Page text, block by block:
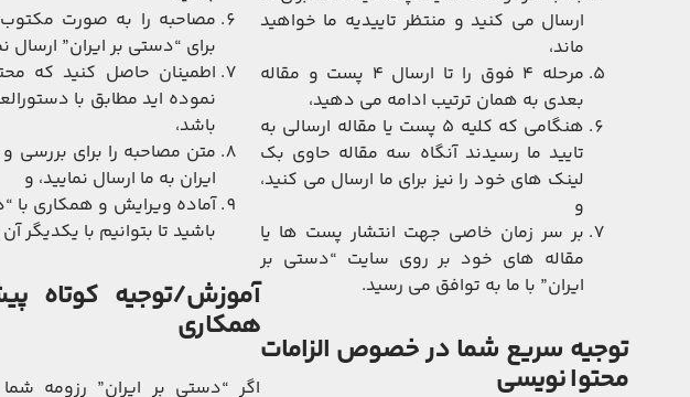
ارسال می کنید و منتظر تاییدیه ما خواهید
ماند،
مرحله ۴ فوق را تا ارسال ۴ پست و مقاله
بعدی به همان ترتیب ادامه می دهید،
هنگامی که کلیه ۵ پست یا مقاله ارسالی به
تایید ما رسیدند آنگاه سه مقاله حاوی بک
لینک های خود را نیز برای ما ارسال می کنید،
و
بر سر زمان خاصی جهت انتشار پست ها یا
مقاله های خود بر روی سایت “دستی بر
ایران” با ما به توافق می رسید.
توجیه سریع شما در خصوص الزامات
محتوا نویسی
مصاحبه را به صورت مکتوب
برای “دستی بر ایران” ارسال
اطمینان حاصل کنید که
نموده اید مطابق با
باشد،
متن مصاحبه را برای بررسی
ایران به ما ارسال نمایید، و
آماده ویرایش و همکاری با
باشید تا بتوانیم با یکدیگر
آموزش/توجیه کوتاه
همکاری
اگر “دستی بر ایران” رزومه شما